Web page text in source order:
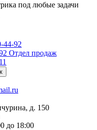
под любые задачи
44-92
Отдел продаж
д. 150
до 18:00